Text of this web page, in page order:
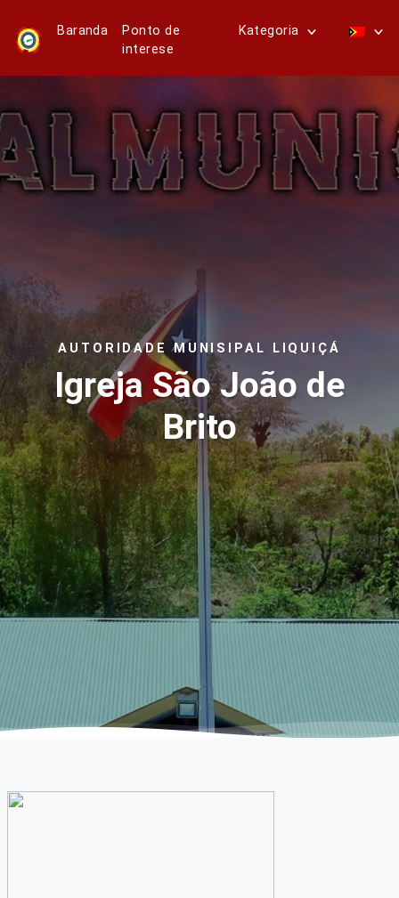
Baranda
Ponto de
interese
Kategoria
AUTORIDADE MUNISIPAL LIQUIÇÁ
Igreja São João de
Brito